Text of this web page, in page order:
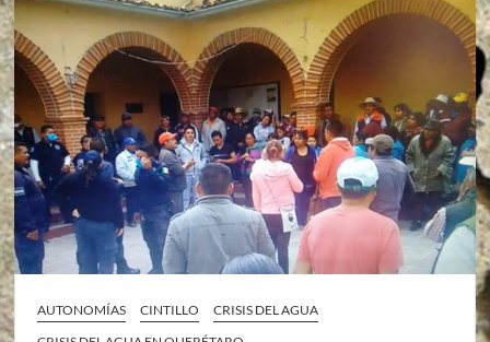
AUTONOMÍAS CINTILLO
CRISIS DEL AGUA